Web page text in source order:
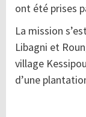
ont été prises
La mission
Libagni et
village
d’une